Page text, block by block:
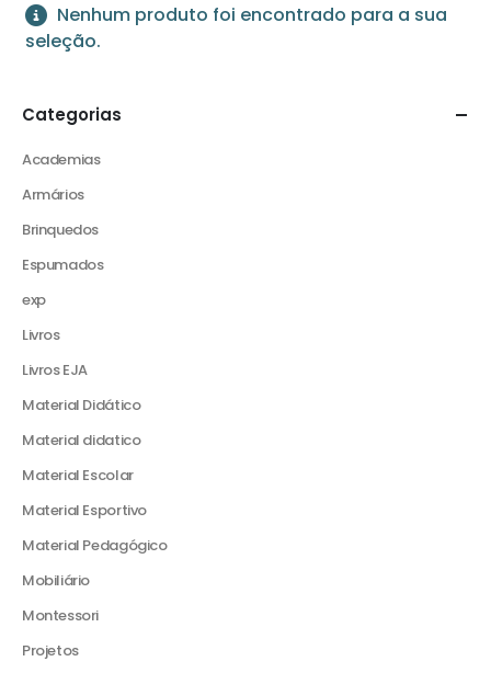
Nenhum produto foi encontrado para a sua
seleção.
Categorias
Academias
Armários
Brinquedos
Espumados
exp
Livros
Livros EJA
Material Didático
Material didatico
Material Escolar
Material Esportivo
Material Pedagógico
Mobiliário
Montessori
Projetos